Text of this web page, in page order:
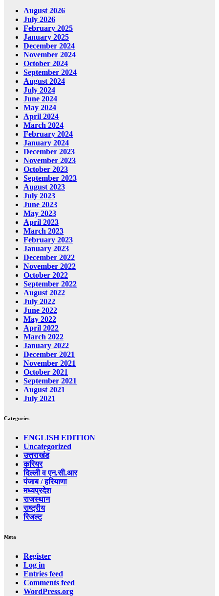
August 2026
July 2026
February 2025
January 2025
December 2024
November 2024
October 2024
September 2024
August 2024
July 2024
June 2024
May 2024
April 2024
March 2024
February 2024
January 2024
December 2023
November 2023
October 2023
September 2023
August 2023
July 2023
June 2023
May 2023
April 2023
March 2023
February 2023
January 2023
December 2022
November 2022
October 2022
September 2022
August 2022
July 2022
June 2022
May 2022
April 2022
March 2022
January 2022
December 2021
November 2021
October 2021
September 2021
August 2021
July 2021
Categories
ENGLISH EDITION
Uncategorized
उत्तराखंड
करियर
दिल्ली व एन.सी.आर
पंजाब / हरियाणा
मध्यप्रदेश
राजस्थान
राष्ट्रीय
रिजल्ट
Meta
Register
Log in
Entries feed
Comments feed
WordPress.org